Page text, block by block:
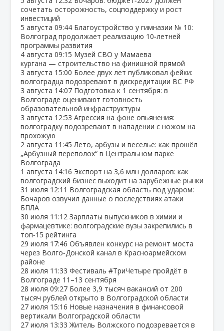
сочетать осторожность, соцподдержку и рост
инвестиций
5 августа 09:44 Благоустройство у гимназии № 10:
Волгоград продолжает реализацию 10‑летней
программы развития
4 августа 09:15 Музей СВО у Мамаева
кургана — строительство на финишной прямой
3 августа 15:00 Более двух лет публиковал фейки:
волгоградца подозревают в дискредитации ВС РФ
3 августа 14:07 Подготовка к 1 сентября: в
Волгограде оценивают готовность
образовательной инфраструктуры
3 августа 12:53 Агрессия на фоне опьянения:
волгоградку подозревают в нападении с ножом на
прохожую
2 августа 11:45 Лето, арбузы и веселье: как прошёл
„Арбузный переполох“ в Центральном парке
Волгограда
1 августа 14:16 Экспорт на 3,6 млн долларов: как
волгоградский бизнес выходит на зарубежные рынки
31 июля 12:11 Волгоградская область под ударом:
Бочаров озвучил данные о последствиях атаки
БПЛА
30 июля 11:12 Зарплаты выпускников в химии и
фармацевтике: волгоградские вузы закрепились в
топ‑15 рейтинга
29 июля 17:46 Объявлен конкурс на ремонт моста
через Волго‑Донской канал в Красноармейском
районе
28 июля 11:33 Фестиваль #ТриЧетыре пройдёт в
Волгограде 11–13 сентября
28 июля 09:27 Более 3,9 тысяч вакансий от 200
тысяч рублей открыто в Волгоградской области
27 июля 15:16 Новые назначения в финансовой
вертикали Волгоградской области
27 июля 13:33 Житель Волжского подозревается в